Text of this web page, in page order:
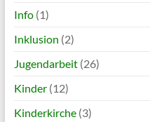
Info(1)
Inklusion (2)
Jugendarbeit(26)
Kinder(12)
Kinderkirche(3)